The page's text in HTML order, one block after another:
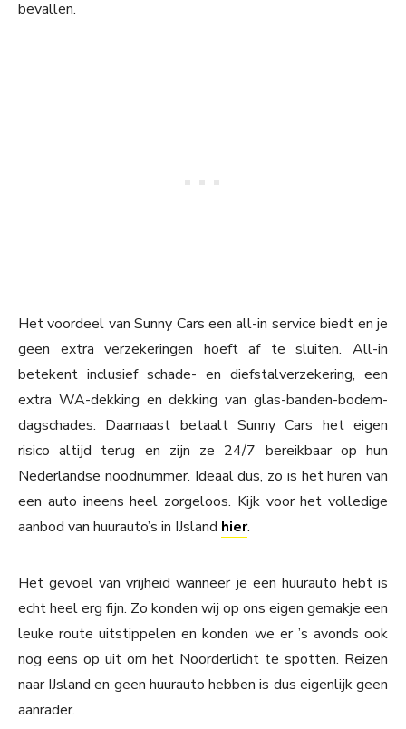
bevallen.
Het voordeel van Sunny Cars een all-in service biedt en je
geen extra verzekeringen hoeft af te sluiten. All-in
betekent inclusief schade- en diefstalverzekering, een
extra WA-dekking en dekking van glas-banden-bodem-
dagschades. Daarnaast betaalt Sunny Cars het eigen
risico altijd terug en zijn ze 24/7 bereikbaar op hun
Nederlandse noodnummer. Ideaal dus, zo is het huren van
een auto ineens heel zorgeloos. Kijk voor het volledige
aanbod van huurauto’s in IJsland hier.
Het gevoel van vrijheid wanneer je een huurauto hebt is
echt heel erg fijn. Zo konden wij op ons eigen gemakje een
leuke route uitstippelen en konden we er ’s avonds ook
nog eens op uit om het Noorderlicht te spotten. Reizen
naar IJsland en geen huurauto hebben is dus eigenlijk geen
aanrader.